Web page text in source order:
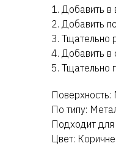
1. Добавить в
2. Добавить
3. Тщательно
4. Добавить в
5. Тщательно
Поверхность:
По типу:
Подходит
Цвет: